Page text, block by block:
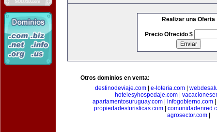
Realizar una Oferta
Precio Ofrecido $
Otros dominios en venta:
destinodeviaje.com
e-loteria.com
hotelesyhospedaje.com
apartamentosuruguay.com
infogobierno.com
propiedadesturisticas.com|
agrosector.com|